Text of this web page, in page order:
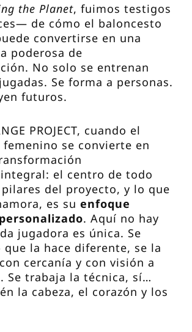
the Planet, fuimos testigos
de cómo el baloncesto
convertirse en una
poderosa de
No solo se entrenan
Se forma a personas.
futuros.
PROJECT, cuando el
se convierte en
el centro de todo
del proyecto, y lo que
es su enfoque
. Aquí no hay
jugadora es única. Se
la hace diferente, se la
cercanía y con visión a
Se trabaja la técnica, sí…
la cabeza, el corazón y los